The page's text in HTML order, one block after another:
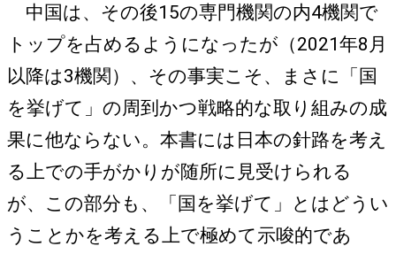
中国は、その後15の専門機関の内4機関で
トップを占めるようになったが（2021年8月
以降は3機関）、その事実こそ、まさに「国
を挙げて」の周到かつ戦略的な取り組みの成
果に他ならない。本書には日本の針路を考え
る上での手がかりが随所に見受けられる
が、この部分も、「国を挙げて」とはどうい
うことかを考える上で極めて示唆的であ